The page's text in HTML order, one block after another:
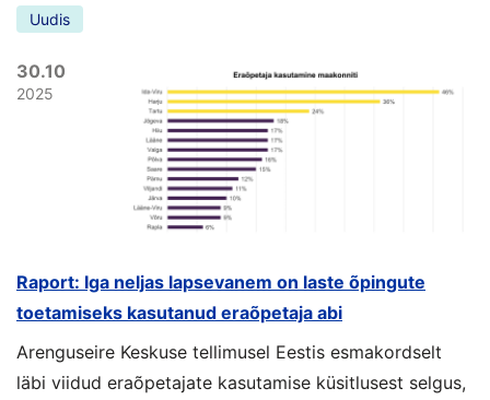
Uudis
30.10
2025
Raport: Iga neljas lapsevanem on laste õpingute
toetamiseks kasutanud eraõpetaja abi
Arenguseire Keskuse tellimusel Eestis esmakordselt
läbi viidud eraõpetajate kasutamise küsitlusest selgus,